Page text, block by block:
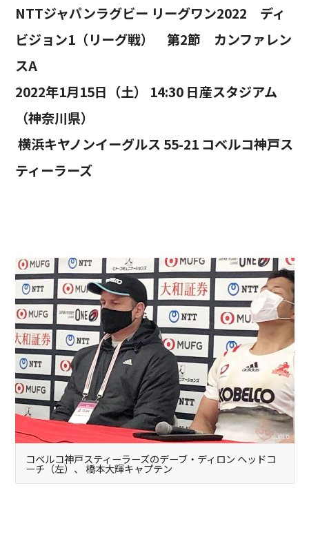
NTTジャパンラグビー リーグワン2022 ディ
ビジョン1（リーグ戦） 第2節 カンファレン
スA
2022年1月15日（土） 14:30 日産スタジアム
（神奈川県）
横浜キヤノンイーグルス 55-21 コベルコ神戸ス
ティーラーズ
コベルコ神戸スティーラーズのデーブ・ディロン ヘッドコ
ーチ（左）、 橋本大輝キャプテン